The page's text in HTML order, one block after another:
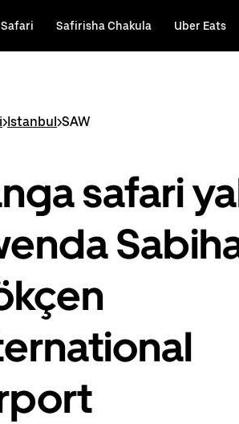
Safari Safirisha Chakula Uber Eats
>Istanbul>SAW
safari